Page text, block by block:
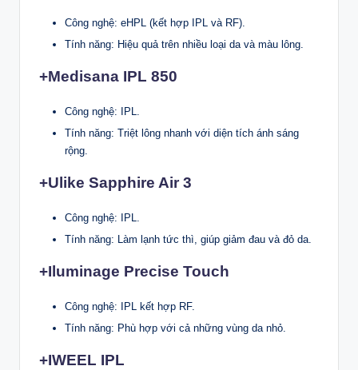
Công nghệ: eHPL (kết hợp IPL và RF).
Tính năng: Hiệu quả trên nhiều loại da và màu lông.
+Medisana IPL 850
Công nghệ: IPL.
Tính năng: Triệt lông nhanh với diện tích ánh sáng
rộng.
+Ulike Sapphire Air 3
Công nghệ: IPL.
Tính năng: Làm lạnh tức thì, giúp giảm đau và đỏ da.
+Iluminage Precise Touch
Công nghệ: IPL kết hợp RF.
Tính năng: Phù hợp với cả những vùng da nhỏ.
+IWEEL IPL